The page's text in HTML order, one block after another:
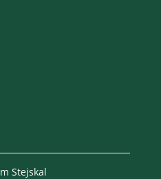
Stejskal